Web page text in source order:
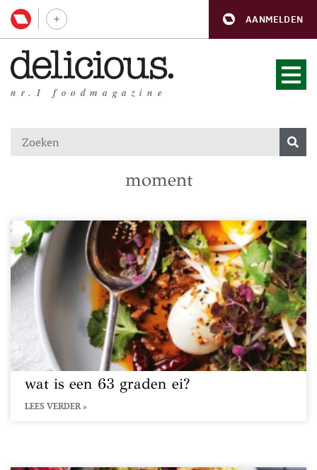
AANMELDEN
nr.1 foodmagazine
moment
wat is een 63 graden ei?
LEES VERDER »